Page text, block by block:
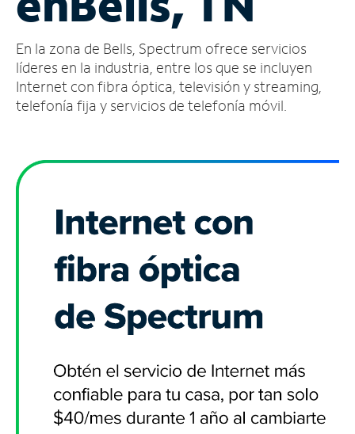
cuenta
Encuentra
una
tienda
En la zona de Bells, Spectrum ofrece servicios
líderes en la industria, entre los que se incluyen
Internet con fibra óptica, televisión y streaming,
telefonía fija y servicios de telefonía móvil.